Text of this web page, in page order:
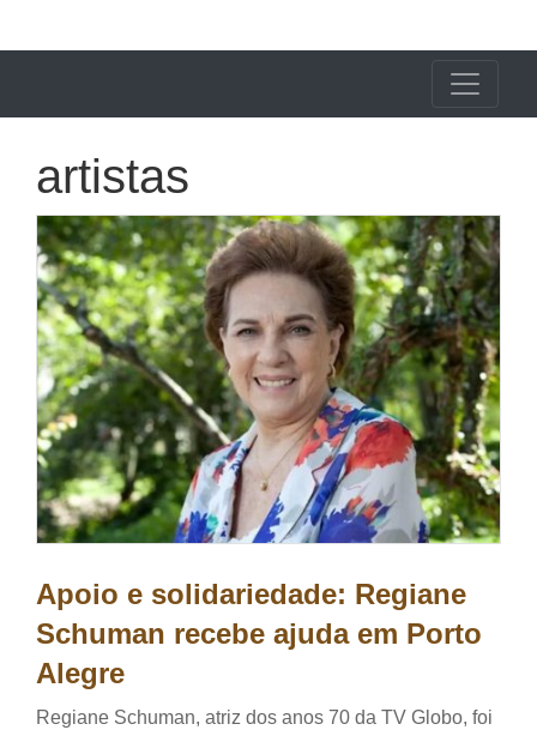
artistas
Apoio e solidariedade: Regiane
Schuman recebe ajuda em Porto
Alegre
Regiane Schuman, atriz dos anos 70 da TV Globo, foi